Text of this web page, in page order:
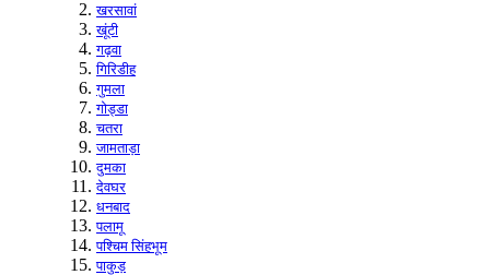
खरसावां
खूंटी
गढ़वा
गिरिडीह
गुमला
गोड्डा
चतरा
जामताड़ा
दुमका
देवघर
धनबाद
पलामू
पश्चिम सिंहभूम
पाकुड़